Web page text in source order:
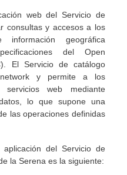
web del Servicio de
consultas y accesos a los
información geográfica
del Open
El Servicio de catálogo
y permite a los
web mediante
lo que supone una
las operaciones definidas
del Servicio de
la Serena es la siguiente: